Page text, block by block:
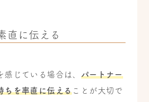
直に伝える
感じている場合は、 パートナー
ちを率直に伝える ことが大切で